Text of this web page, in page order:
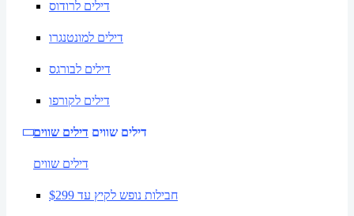
דילים לרודוס
דילים למונטנגרו
דילים לבורגס
דילים לקורפו
דילים שווים דילים שווים
דילים שווים
חבילות נופש לקיץ עד $299